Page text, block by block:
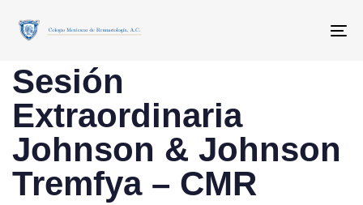
links
navigation
Skip
content
IN:
Sesión
Extraordinaria
Johnson & Johnson
Tremfya – CMR